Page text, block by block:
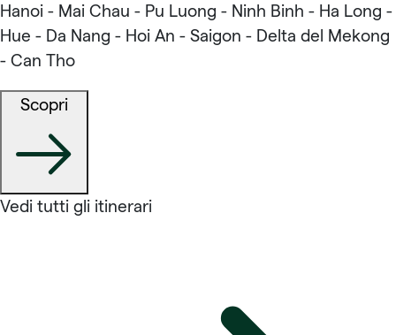
Hanoi - Mai Chau - Pu Luong - Ninh Binh - Ha Long -
Hue - Da Nang - Hoi An - Saigon - Delta del Mekong
- Can Tho
Scopri
Vedi tutti gli itinerari